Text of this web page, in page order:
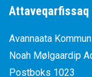
Attaveqarfissaq
Avannaata
Noah Mølgaardip
Postboks 1023